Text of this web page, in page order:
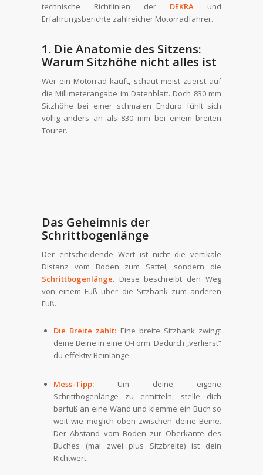
technische Richtlinien der DEKRA und
Erfahrungsberichte zahlreicher Motorradfahrer.
1. Die Anatomie des Sitzens:
Warum Sitzhöhe nicht alles ist
Wer ein Motorrad kauft, schaut meist zuerst auf
die Millimeterangabe im Datenblatt. Doch 830 mm
Sitzhöhe bei einer schmalen Enduro fühlt sich
völlig anders an als 830 mm bei einem breiten
Tourer.
Das Geheimnis der
Schrittbogenlänge
Der entscheidende Wert ist nicht die vertikale
Distanz vom Boden zum Sattel, sondern die
Schrittbogenlänge. Diese beschreibt den Weg
von einem Fuß über die Sitzbank zum anderen
Fuß.
Die Breite zählt: Eine breite Sitzbank zwingt
deine Beine in eine O-Form. Dadurch „verlierst“
du effektiv Beinlänge.
Mess-Tipp:Um deine eigene
Schrittbogenlänge zu ermitteln, stelle dich
barfuß an eine Wand und klemme ein Buch so
weit wie möglich oben zwischen deine Beine.
Der Abstand vom Boden zur Oberkante des
Buches (mal zwei plus Sitzbreite) ist dein
Richtwert.